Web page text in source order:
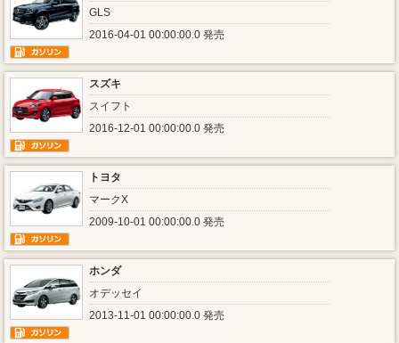
GLS
2016-04-01 00:00:00.0 発売
スズキ
スイフト
2016-12-01 00:00:00.0 発売
トヨタ
マークX
2009-10-01 00:00:00.0 発売
ホンダ
オデッセイ
2013-11-01 00:00:00.0 発売